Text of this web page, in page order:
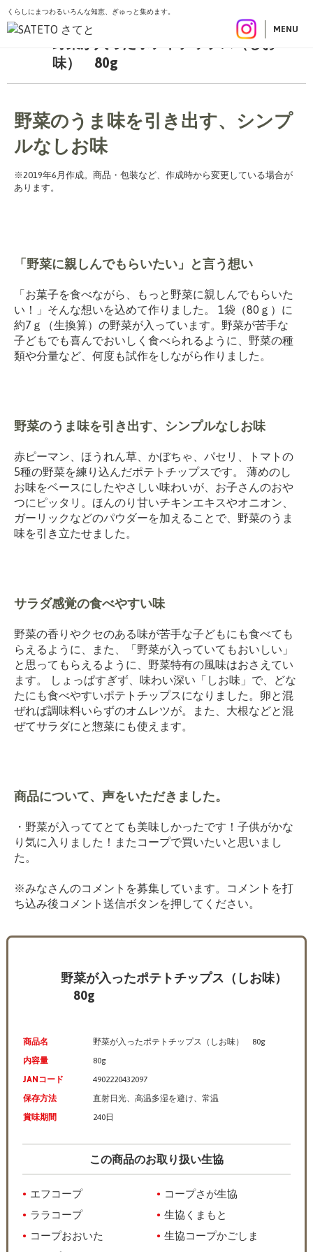
こ
の
くらしにまつわるいろんな知恵、ぎゅっと集めます。
MENU
トップ 商品一覧 お菓子 野菜が入ったポテトチップス（しお味） 80g
野菜が入ったポテトチップス（しお
味） 80g
野菜のうま味を引き出す、シンプ
ルなしお味
※2019年6月作成。商品・包装など、作成時から変更している場合が
あります。
「野菜に親しんでもらいたい」と言う想い
「お菓子を食べながら、もっと野菜に親しんでもらいた
い！」そんな想いを込めて作りました。 1袋（80ｇ）に
約7ｇ（生換算）の野菜が入っています。野菜が苦手な
子どもでも喜んでおいしく食べられるように、野菜の種
類や分量など、何度も試作をしながら作りました。
野菜のうま味を引き出す、シンプルなしお味
赤ピーマン、ほうれん草、かぼちゃ、パセリ、トマトの
5種の野菜を練り込んだポテトチップスです。 薄めのし
お味をベースにしたやさしい味わいが、お子さんのおや
つにピッタリ。ほんのり甘いチキンエキスやオニオン、
ガーリックなどのパウダーを加えることで、野菜のうま
味を引き立たせました。
サラダ感覚の食べやすい味
野菜の香りやクセのある味が苦手な子どもにも食べても
らえるように、また、「野菜が入っていてもおいしい」
と思ってもらえるように、野菜特有の風味はおさえてい
ます。 しょっぱすぎず、味わい深い「しお味」で、どな
たにも食べやすいポテトチップスになりました。卵と混
ぜれば調味料いらずのオムレツが。また、大根などと混
ぜてサラダにと惣菜にも使えます。
商品について、声をいただきました。
・野菜が入っててとても美味しかったです！子供がかな
り気に入りました！またコープで買いたいと思いまし
た。
※みなさんのコメントを募集しています。コメントを打
ち込み後コメント送信ボタンを押してください。
野菜が入ったポテトチップス（しお味）
80g
商品名
野菜が入ったポテトチップス（しお味） 80g
内容量
80g
JANコード
4902220432097
保存方法
直射日光、高温多湿を避け、常温
賞味期間
240日
この商品のお取り扱い生協
エフコープ
コープさが生協
ララコープ
生協くまもと
コープおおいた
生協コープかごしま